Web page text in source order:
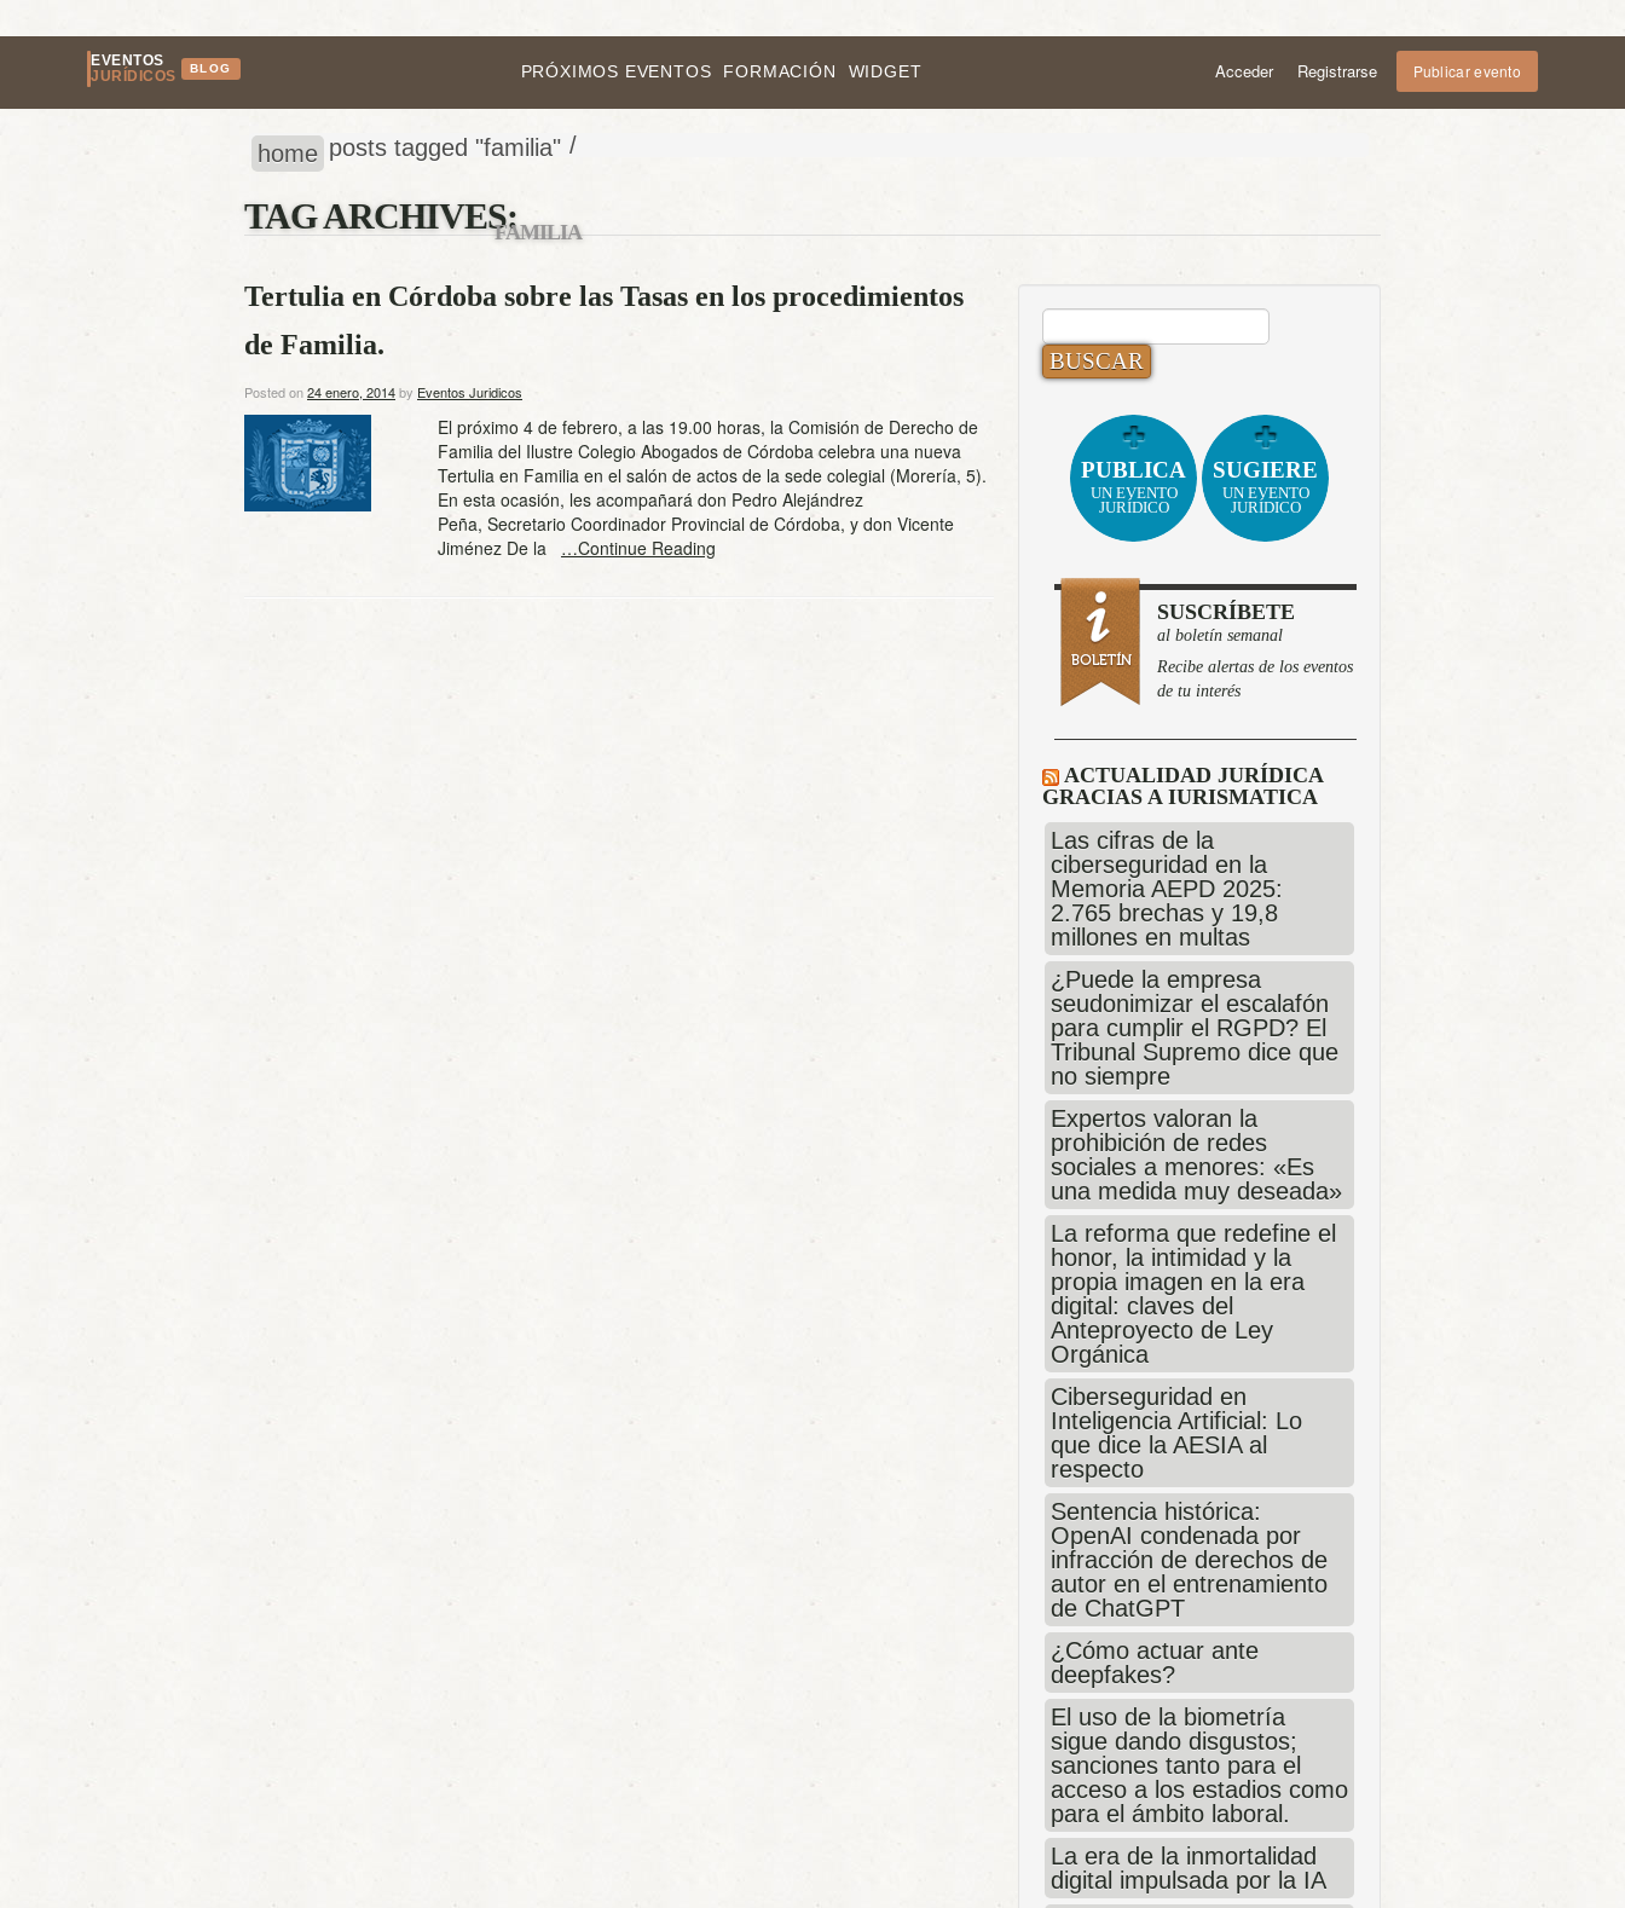
EVENTOS
JURÍDICOS
BLOG PRÓXIMOS EVENTOS FORMACIÓN WIDGET Acceder Registrarse Publicar evento
home /
posts tagged "familia"
TAG ARCHIVES:FAMILIA
Tertulia en Córdoba sobre las Tasas en los procedimientos
de Familia.
Posted on24 enero, 2014by Eventos Juridicos
El próximo 4 de febrero, a las 19.00 horas, la Comisión de Derecho de
Familia del Ilustre Colegio Abogados de Córdoba celebra una nueva
Tertulia en Familia en el salón de actos de la sede colegial (Morería, 5).
En esta ocasión, les acompañará don Pedro Alejándrez
Peña, Secretario Coordinador Provincial de Córdoba, y don Vicente
Jiménez De la …Continue Reading
BUSCAR:
PUBLICA
UN EVENTO
JURÍDICO
SUGIERE
UN EVENTO
JURÍDICO
SUSCRÍBETE
al boletín semanal
Recibe alertas de los eventos
de tu interés
ACTUALIDAD JURÍDICA
GRACIAS A IURISMATICA
Las cifras de la
ciberseguridad en la
Memoria AEPD 2025:
2.765 brechas y 19,8
millones en multas
¿Puede la empresa
seudonimizar el escalafón
para cumplir el RGPD? El
Tribunal Supremo dice que
no siempre
Expertos valoran la
prohibición de redes
sociales a menores: «Es
una medida muy deseada»
La reforma que redefine el
honor, la intimidad y la
propia imagen en la era
digital: claves del
Anteproyecto de Ley
Orgánica
Ciberseguridad en
Inteligencia Artificial: Lo
que dice la AESIA al
respecto
Sentencia histórica:
OpenAI condenada por
infracción de derechos de
autor en el entrenamiento
de ChatGPT
¿Cómo actuar ante
deepfakes?
El uso de la biometría
sigue dando disgustos;
sanciones tanto para el
acceso a los estadios como
para el ámbito laboral.
La era de la inmortalidad
digital impulsada por la IA